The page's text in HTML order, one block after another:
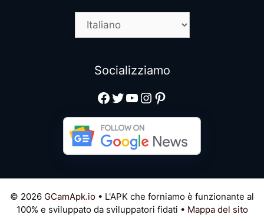
Socializziamo
Facebook
Twitter
YouTube
Instagram
Pinterest
© 2026 GCamApk.io • L'APK che forniamo è funzionante al
100% e sviluppato da sviluppatori fidati • Mappa del sito